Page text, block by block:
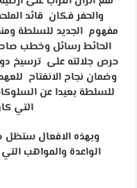
والحفر فكان قائد
مفهوم الجديد للسلطة
الحائط رسائل وخطب
حرص جلالته على ترسيخ
وضمان نجاح الانفتاح
للسلطة بعيدا عن
التي
الواعدة والمواهب